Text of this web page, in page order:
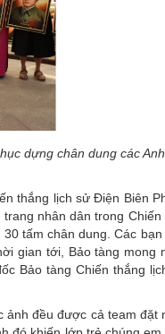
dựng chân dung các
thắng lịch sử Điện Biên
nhân dân trong Chiến
tấm chân dung. Các bạn
gian tới, Bảo tàng mong
Bảo tàng Chiến thắng
ảnh đều được cả team đặt